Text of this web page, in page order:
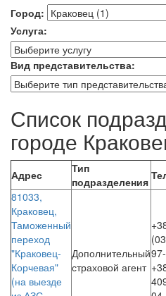
Город:
Услуга:
Вид представительства:
уваги
користувачів
програм
зчитування
з
екрана:
інтерактивна
карта
підрозділів
має
обмежену
доступність.
Для
Список
городе
Адрес
Тип
подразделения
81033,
Краковец,
Таможенный
переход
"Краковец-
Корчевая"
(на выезде
Дополнительный
страховой агент